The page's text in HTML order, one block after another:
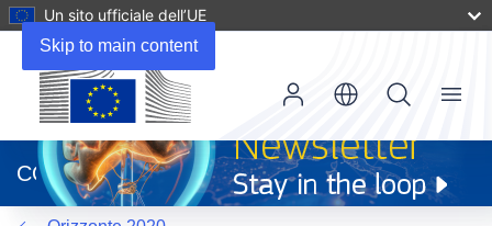
Skip to main content
Un sito ufficiale dell’UE
apre
in
una
CORDIS
Menu